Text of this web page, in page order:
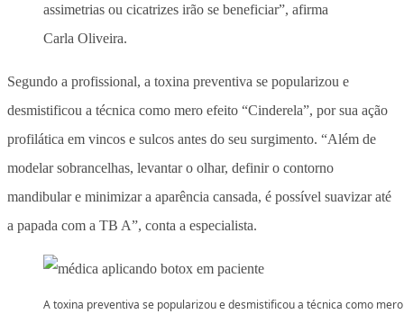
assimetrias ou cicatrizes irão se beneficiar”, afirma
Carla Oliveira.
Segundo a profissional, a toxina preventiva se popularizou e
desmistificou a técnica como mero efeito “Cinderela”, por sua ação
profilática em vincos e sulcos antes do seu surgimento. “Além de
modelar sobrancelhas, levantar o olhar, definir o contorno
mandibular e minimizar a aparência cansada, é possível suavizar até
a papada com a TB A”, conta a especialista.
A toxina preventiva se popularizou e desmistificou a técnica como mero